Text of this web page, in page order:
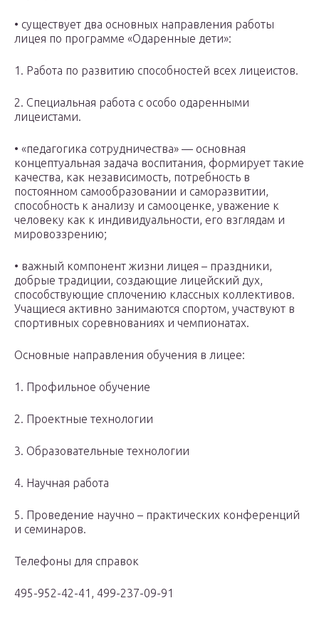
• существует два основных направления работы
лицея по программе «Одаренные дети»:
1. Работа по развитию способностей всех лицеистов.
2. Специальная работа с особо одаренными
лицеистами.
• «педагогика сотрудничества» — основная
концептуальная задача воспитания, формирует такие
качества, как независимость, потребность в
постоянном самообразовании и саморазвитии,
способность к анализу и самооценке, уважение к
человеку как к индивидуальности, его взглядам и
мировоззрению;
• важный компонент жизни лицея – праздники,
добрые традиции, создающие лицейский дух,
способствующие сплочению классных коллективов.
Учащиеся активно занимаются спортом, участвуют в
спортивных соревнованиях и чемпионатах.
Основные направления обучения в лицее:
1. Профильное обучение
2. Проектные технологии
3. Образовательные технологии
4. Научная работа
5. Проведение научно – практических конференций
и семинаров.
Телефоны для справок
495-952-42-41, 499-237-09-91